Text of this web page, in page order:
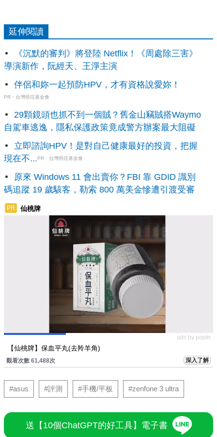
延伸閱讀
《沉默的審判》將登陸 Netflix！《周處除三害》
導演新作，阮經天、王淨主演
伴侶和妳一起預防HPV，才有資格說愛妳！
PR・台灣癌症基金會
29顆鏡頭也抓不到一個賊？舊金山竊賊搭Waymo
自駕車逃逸，隱私保護政策竟成警方辦案最大阻礙
立即諮詢HPV！是對自己健康最好的投資，把握
現在不...PR・台灣癌症基金會
原來 Windows 11 會出賣你？FBI 靠 GDID 識別
碼追蹤 19 歲駭客，勒索 800 萬美金慘遭引渡受審
PR 仙桃牌
ads by popIn
【仙桃牌】保血平丸(去羚羊角)
觀看次數 61,488次 深入了解
#asus #評測 #手機/平板 #zenfone 3 ultra
送【10個ChatGPT的好工具】電子書